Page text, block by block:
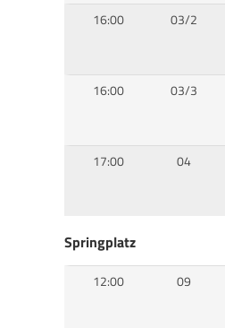
16:00 03/2
16:00 03/3
17:00 04
Springplatz
12:00 09